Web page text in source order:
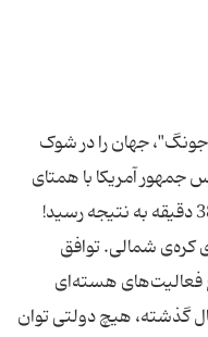
جهان را در شوک
آمریکا با همتای
کره‌ای خود مذاکراتی داشت که پس از 38 دقیقه به نتیجه رسید!
کره‌ی شمالی. توافق
فعالیت‌های هسته‌ای
بحثی است که طی 60 سال گذشته، هیچ دولتی توان